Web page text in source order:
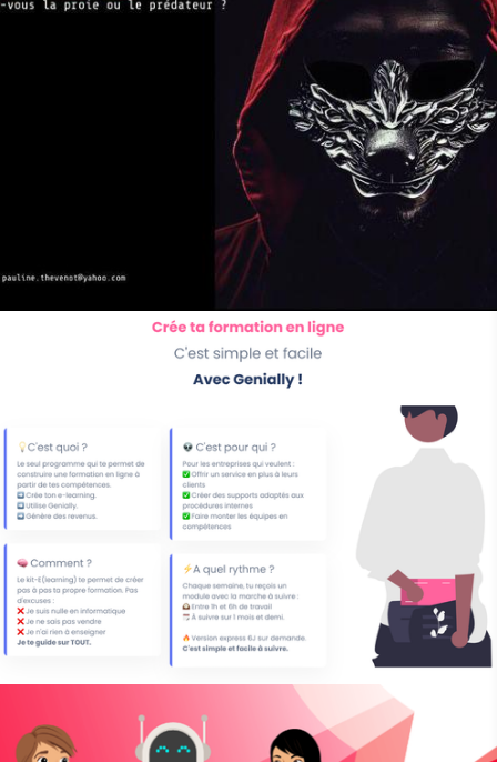
27th September 2023
Conceptrice 15th June 2023